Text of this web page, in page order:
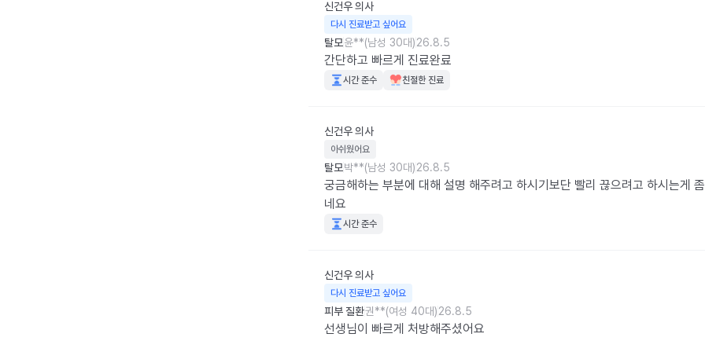
신건우의사
다시 진료받고 싶어요
탈모윤**(남성 30대)26.8.5
간단하고 빠르게 진료완료
시간 준수 친절한 진료
신건우의사
아쉬웠어요
탈모박**(남성 30대)26.8.5
궁금해하는 부분에 대해 설명 해주려고 하시기보단 빨리 끊으려고 하시는게
네요
시간 준수
신건우의사
다시 진료받고 싶어요
피부 질환권**(여성 40대)26.8.5
선생님이 빠르게 처방해주셨어요